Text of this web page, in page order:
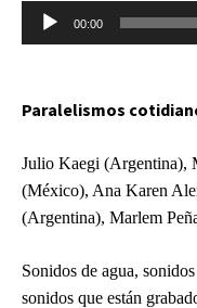
Reproductor
00:00
Paralelismos
Julio Kaegi (Argentina),
(México), Ana Karen
(Argentina), Marlem
Sonidos de agua,
sonidos que están